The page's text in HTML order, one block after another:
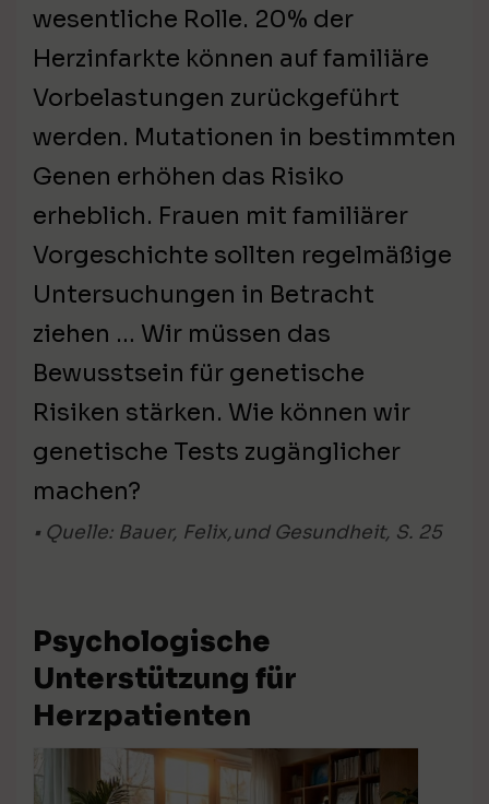
wesentliche Rolle. 20% der
Herzinfarkte können auf familiäre
Vorbelastungen zurückgeführt
werden. Mutationen in bestimmten
Genen erhöhen das Risiko
erheblich. Frauen mit familiärer
Vorgeschichte sollten regelmäßige
Untersuchungen in Betracht
ziehen … Wir müssen das
Bewusstsein für genetische
Risiken stärken. Wie können wir
genetische Tests zugänglicher
machen?
• Quelle: Bauer, Felix,und Gesundheit, S. 25
Psychologische
Unterstützung für
Herzpatienten